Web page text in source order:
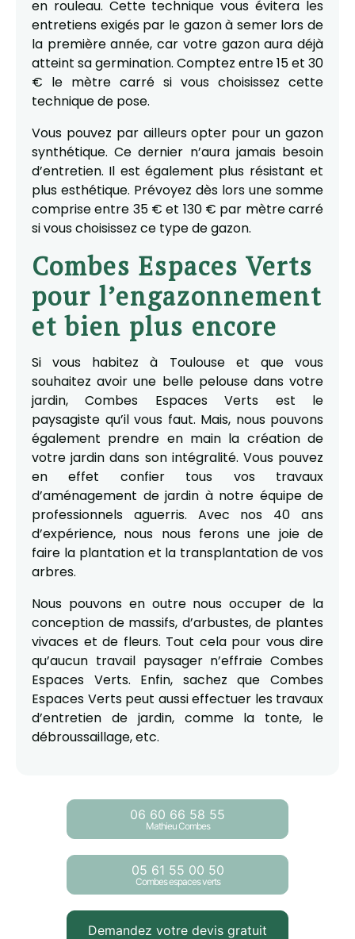
en rouleau. Cette technique vous évitera les
entretiens exigés par le gazon à semer lors de
la première année, car votre gazon aura déjà
atteint sa germination. Comptez entre 15 et 30
€ le mètre carré si vous choisissez cette
technique de pose.
Vous pouvez par ailleurs opter pour un gazon
synthétique. Ce dernier n’aura jamais besoin
d’entretien. Il est également plus résistant et
plus esthétique. Prévoyez dès lors une somme
comprise entre 35 € et 130 € par mètre carré
si vous choisissez ce type de gazon.
Combes Espaces Verts
pour l’engazonnement
et bien plus encore
Si vous habitez à Toulouse et que vous
souhaitez avoir une belle pelouse dans votre
jardin, Combes Espaces Verts est le
paysagiste qu’il vous faut. Mais, nous pouvons
également prendre en main la création de
votre jardin dans son intégralité. Vous pouvez
en effet confier tous vos travaux
d’aménagement de jardin à notre équipe de
professionnels aguerris. Avec nos 40 ans
d’expérience, nous nous ferons une joie de
faire la plantation et la transplantation de vos
arbres.
Nous pouvons en outre nous occuper de la
conception de massifs, d’arbustes, de plantes
vivaces et de fleurs. Tout cela pour vous dire
qu’aucun travail paysager n’effraie Combes
Espaces Verts. Enfin, sachez que Combes
Espaces Verts peut aussi effectuer les travaux
d’entretien de jardin, comme la tonte, le
débroussaillage, etc.
06 60 66 58 55
Mathieu Combes
05 61 55 00 50
Combes espaces verts
Demandez votre devis gratuit